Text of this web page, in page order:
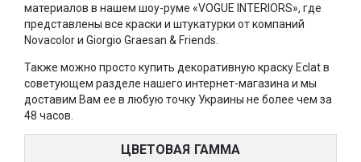
материалов в нашем шоу-руме «VOGUE INTERIORS», где
представлены все краски и штукатурки от компаний
Novacolor и Giorgio Graesan & Friends.
Также можно просто купить декоративную краску Eclat в
советующем разделе нашего интернет-магазина и мы
доставим Вам ее в любую точку Украины не более чем за
48 часов.
ЦВЕТОВАЯ ГАММА